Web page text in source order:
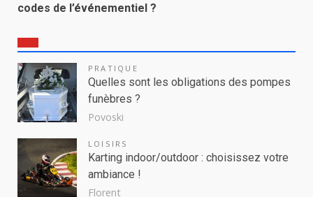
codes de l’événementiel ?
PRATIQUE
Quelles sont les obligations des pompes
funèbres ?
Povoski
LOISIRS
Karting indoor/outdoor : choisissez votre
ambiance !
Florent